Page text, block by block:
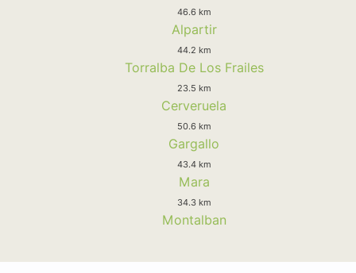
46.6 km
Alpartir
44.2 km
Torralba De Los Frailes
23.5 km
Cerveruela
50.6 km
Gargallo
43.4 km
Mara
34.3 km
Montalban